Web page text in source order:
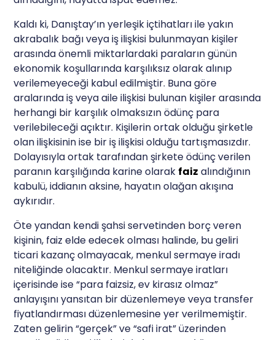
Kaldı ki, Danıştay’ın yerleşik içtihatları ile yakın
akrabalık bağı veya iş ilişkisi bulunmayan kişiler
arasında önemli miktarlardaki paraların günün
ekonomik koşullarında karşılıksız olarak alınıp
verilemeyeceği kabul edilmiştir. Buna göre
aralarında iş veya aile ilişkisi bulunan kişiler arasında
herhangi bir karşılık olmaksızın ödünç para
verilebileceği açıktır. Kişilerin ortak olduğu şirketle
olan ilişkisinin ise bir iş ilişkisi olduğu tartışmasızdır.
Dolayısıyla ortak tarafından şirkete ödünç verilen
paranın karşılığında karine olarak faiz alındığının
kabulü, iddianın aksine, hayatın olağan akışına
aykırıdır.
Öte yandan kendi şahsi servetinden borç veren
kişinin, faiz elde edecek olması halinde, bu geliri
ticari kazanç olmayacak, menkul sermaye iradı
niteliğinde olacaktır. Menkul sermaye iratları
içerisinde ise “para faizsiz, ev kirasız olmaz”
anlayışını yansıtan bir düzenlemeye veya transfer
fiyatlandırması düzenlemesine yer verilmemiştir.
Zaten gelirin “gerçek” ve “safi irat” üzerinden